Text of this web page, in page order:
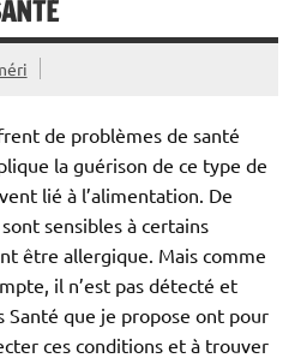
de problèmes de santé
la guérison de ce type de
lié à l’alimentation. De
sensibles à certains
être allergique. Mais comme
il n’est pas détecté et
Santé que je propose ont pour
ces conditions et à trouver